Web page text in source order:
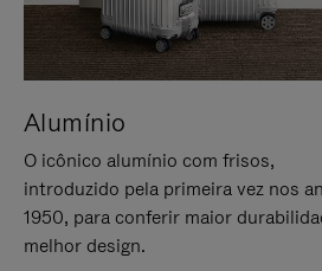
Alumínio
O icônico alumínio com frisos,
introduzido pela primeira vez nos
1950, para conferir maior
melhor design.